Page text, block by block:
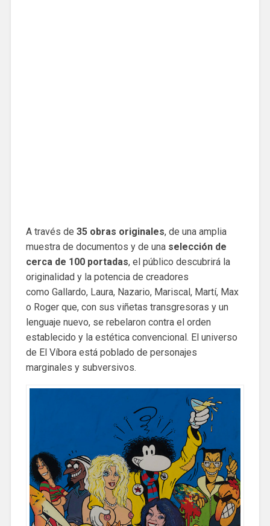
A través de 35 obras originales, de una amplia
muestra de documentos y de una selección de
cerca de 100 portadas, el público descubrirá la
originalidad y la potencia de creadores
como Gallardo, Laura, Nazario, Mariscal, Martí, Max
o Roger que, con sus viñetas transgresoras y un
lenguaje nuevo, se rebelaron contra el orden
establecido y la estética convencional. El universo
de El Víbora está poblado de personajes
marginales y subversivos.